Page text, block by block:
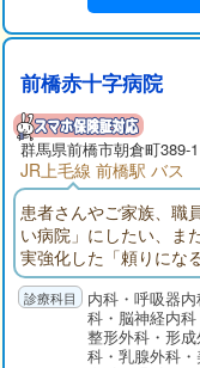
前橋赤十字病院
群馬県前橋市朝倉町389-1
JR上毛線 前橋駅 バス
患者さんやご家族、職
い病院」にしたい、ま
実強化した「頼りにな
内科・呼吸器
科・脳神経内
整形外科・形
科・乳腺外科